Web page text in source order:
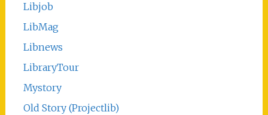
Libjob
LibMag
Libnews
LibraryTour
Mystory
Old Story (Projectlib)